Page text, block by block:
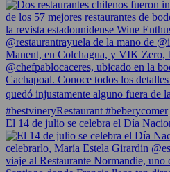
El 14 de julio se celebra el Día